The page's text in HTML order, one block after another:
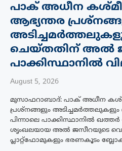
പാക് അധീന
ആഭ്യന്തര
അടിച്ചമർത്തലുകളും
ചെയ്തതിന് അൽ
പാക്കിസ്ഥാനിൽ
August 5, 2026
മുസാഫറാബാദ്: പാക് അധീന
പ്രശ്നങ്ങളും അടിച്ചമർത്തലുകളും
പിന്നാലെ പാക്കിസ്ഥാനിൽ
ശൃംഖലയായ അൽ ജസീറയുടെ
പ്ലാറ്റ്‌ഫോമുകളും ഭരണകൂടം